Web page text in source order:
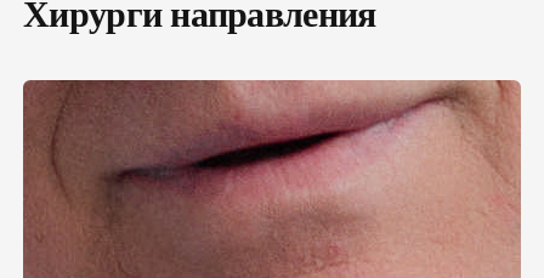
Хирурги направления
ПОДПИШИ ДЕКЛАРАЦИЮ С
СЕМЕЙНЫМ ДОКТОРОМ И ПОЛУЧИ